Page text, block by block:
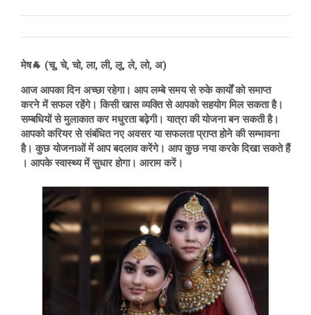
मेष🐐 (चू, चे, चो, ला, ली, लू, ले, लो, अ)
आज आपका दिन अच्छा रहेगा। आप लम्बे समय से रुके कार्यों को समाप्त
करने में सफल रहेंगे। किसी खास व्यक्ति से आपको सहयोग मिल सकता है।
सम्बधियों से मुलाकात कर मधुरता बढ़ेगी। यात्रा की योजना बन सकती है।
आपको करियर से संबंधित नए अवसर या सफलता प्राप्त होने की सम्भावना
है। कुछ योजनाओं में आप बदलाव करेंगे। आप कुछ नया करके दिखा सकते हैं
। आपके स्वास्थ्य में सुधार होगा। आराम करें।